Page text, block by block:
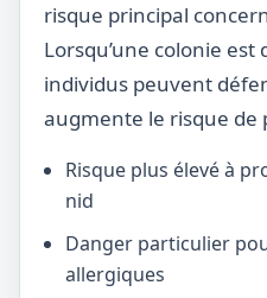
risque principal
Lorsqu’une colonie
individus peuvent
augmente le risque de
Risque plus élevé à
nid
Danger particulier
allergiques